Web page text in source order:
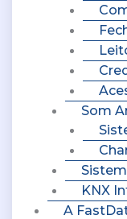
Som
KNX
A